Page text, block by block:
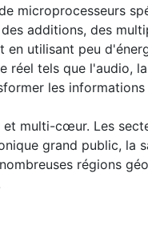
microprocesseurs
additions, des
utilisant peu
réel tels que l'audio,
les
multi-cœur. Les
grand public, la
régions